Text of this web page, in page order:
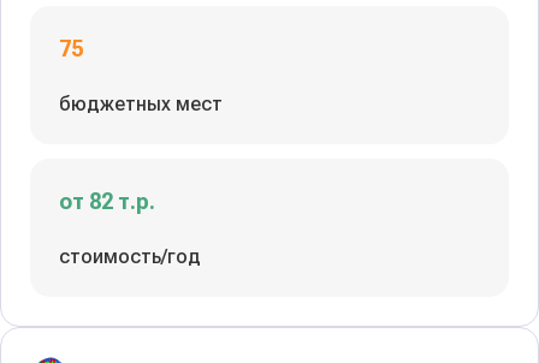
75
бюджетных мест
от 82 т.р.
стоимость/год